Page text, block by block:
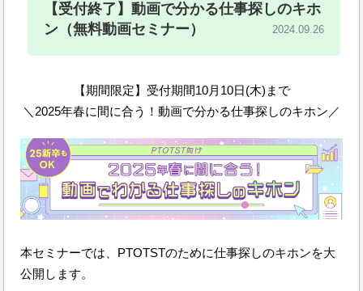
【受付終了】動画で分かる仕事探しのキホ
ン（無料動画セミナー）
2024.09.26
【期間限定】受付期間10月10日(木)まで
＼2025年春に間に合う！動画で分かる仕事探しのキホン／
本セミナーでは、PTOTSTのために仕事探しのキホンを大
公開します。